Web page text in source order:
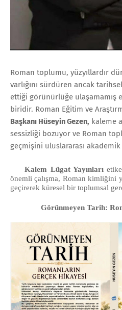
Roman toplumu, yüzyıllardır
varlığını sürdüren ancak
ettiği görünürlüğe ulaşamamış
biridir. Roman Eğitim ve
Başkanı Hüseyin Gezen, kaleme
sessizliği bozuyor ve Roman
geçmişini uluslararası akademik
Kalem Lügat Yayınları
önemli çalışma, Roman kimliğini
geçirerek küresel bir toplumsal
Görünmeyen Tarih: